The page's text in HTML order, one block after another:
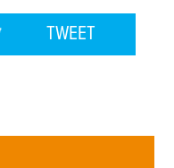
TWEET